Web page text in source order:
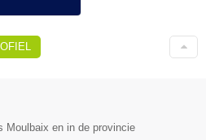
Moulbaix en in de provincie